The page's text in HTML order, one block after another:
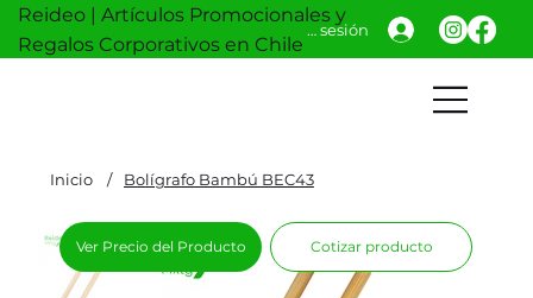
Reideo | Artículos Promocionales y
Regalos Corporativos en Chile
Iniciar sesión
Inicio / Bolígrafo Bambú BEC43
Ver Precio del Producto Cotizar producto